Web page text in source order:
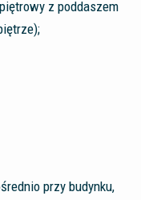
z poddaszem
przy budynku,